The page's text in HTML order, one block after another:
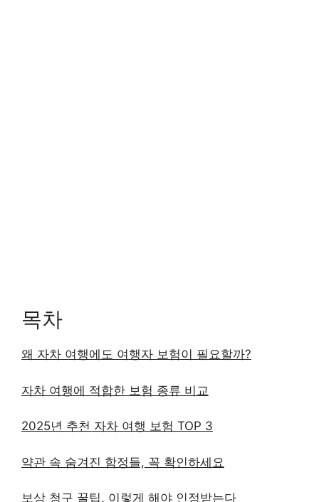
목차
왜 자차 여행에도 여행자 보험이 필요할까?
자차 여행에 적합한 보험 종류 비교
2025년 추천 자차 여행 보험 TOP 3
약관 속 숨겨진 함정들, 꼭 확인하세요
보상 청구 꿀팁, 이렇게 해야 인정받는다